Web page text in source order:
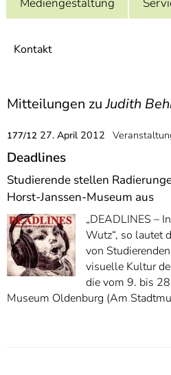
7]
Kontakt
Mitteilungen zuJudith
177/12 27. April 2012
Deadlines
Studierende stellen
Horst-Janssen-Museum aus
„DEADLINES –
Wutz“, so lautet
von
visuelle Kultur
die vom 9. bis
Museum Oldenburg (Am